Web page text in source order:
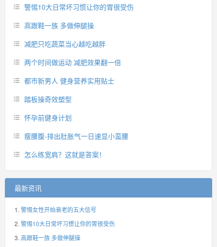
警惕10大日常坏习惯让你的胃很受伤
高跟鞋一族 多做伸腿操
减肥只吃蔬菜当心越吃越胖
两个时间做运动 减肥效果翻一倍
都市新男人 健身营养实用贴士
踏板操奇效塑型
怀孕前健身计划
瘦腰腹-排出肚胀气一日速显小蛮腰
怎么练宽肩？这就是答案！
最新资讯
警惕女性开始衰老的五大信号
警惕10大日常坏习惯让你的胃很受伤
高跟鞋一族 多做伸腿操